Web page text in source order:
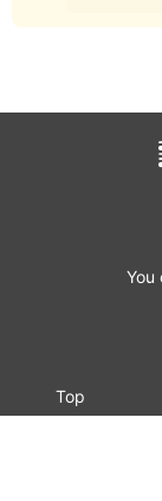
You
Top
Login